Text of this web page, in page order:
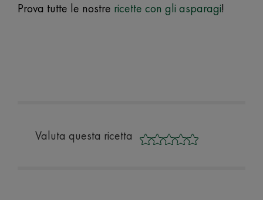
Prova tutte le nostre ricette con gli asparagi!
Valuta questa ricetta